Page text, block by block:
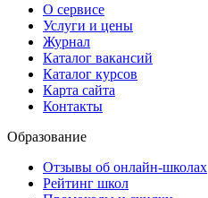
О сервисе
Услуги и цены
Журнал
Каталог вакансий
Каталог курсов
Карта сайта
Контакты
Образование
Отзывы об онлайн-школах
Рейтинг школ